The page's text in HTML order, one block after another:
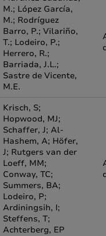
M.; López García,
M.; Rodríguez
Barro, P.; Vilariño,
T.; Lodeiro, P.;
Herrero, R.;
Barriada, J.L.;
Sastre de Vicente,
M.E.
Krisch, S;
Hopwood, MJ;
Schaffer, J; Al-
Hashem, A; Höfer,
J; Rutgers van der
Loeff, MM;
Conway, TC;
Summers, BA;
Lodeiro, P;
Ardiningsih, I;
Steffens, T;
Achterberg, EP